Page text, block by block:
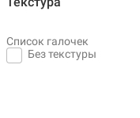
Список галочек
Без текстуры